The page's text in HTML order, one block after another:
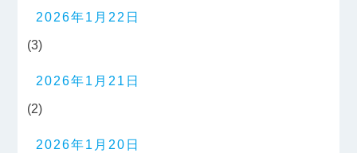
2026年1月22日
(3)
2026年1月21日
(2)
2026年1月20日